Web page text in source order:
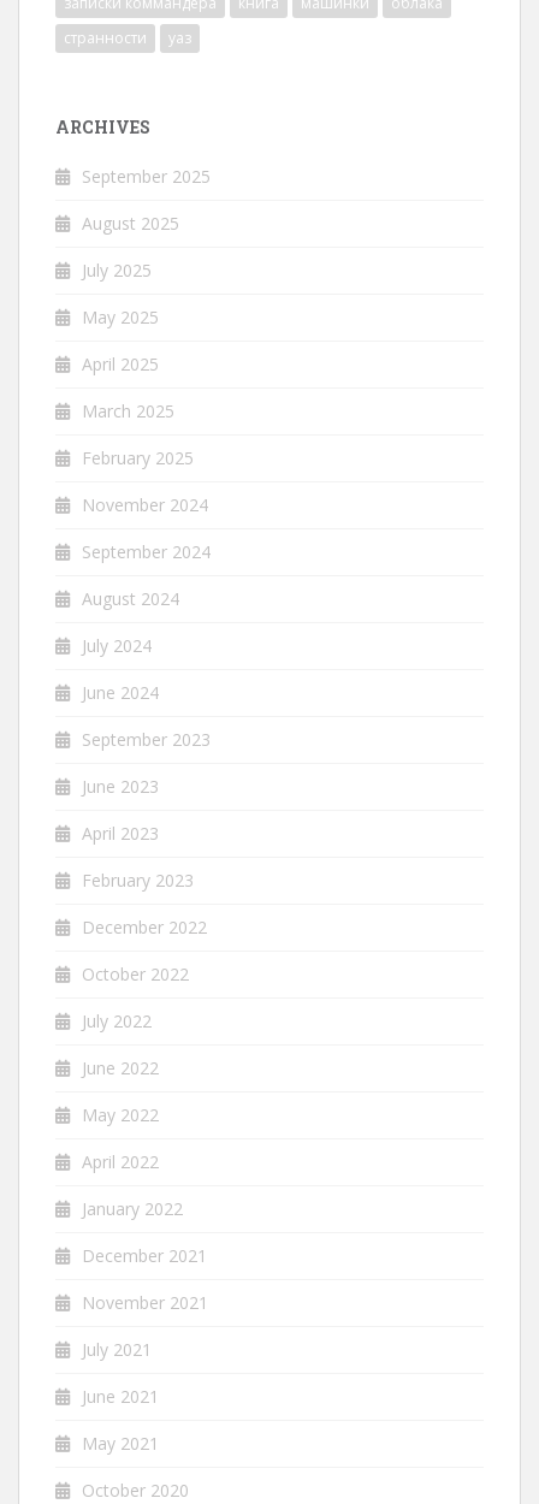
странности
уаз
ARCHIVES
September 2025
August 2025
July 2025
May 2025
April 2025
March 2025
February 2025
November 2024
September 2024
August 2024
July 2024
June 2024
September 2023
June 2023
April 2023
February 2023
December 2022
October 2022
July 2022
June 2022
May 2022
April 2022
January 2022
December 2021
November 2021
July 2021
June 2021
May 2021
October 2020